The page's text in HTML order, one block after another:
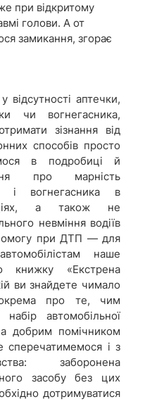
при відкритому
голови. А от
замикання, згорає
відсутності аптечки,
чи вогнегасника,
зізнання від
способів просто
в подробиці й
про марність
і вогнегасника в
а також не
невміння водіїв
при ДТП — для
наше
книжку «Екстрена
ви знайдете чимало
про те, чим
автомобільної
добрим помічником
сперечатимемося і з
заборонена
засобу без цих
дотримуватися